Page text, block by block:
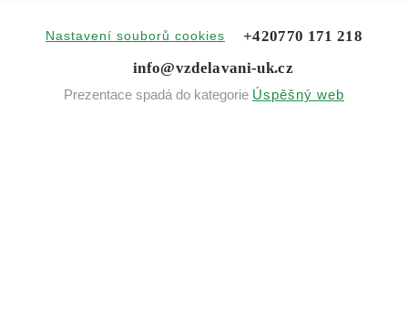
Nastavení souborů cookies +420770 171 218
info@vzdelavani-uk.cz
Prezentace spadá do kategorie Úspěšný web